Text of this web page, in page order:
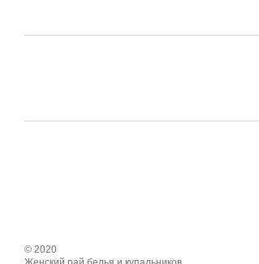
© 2020